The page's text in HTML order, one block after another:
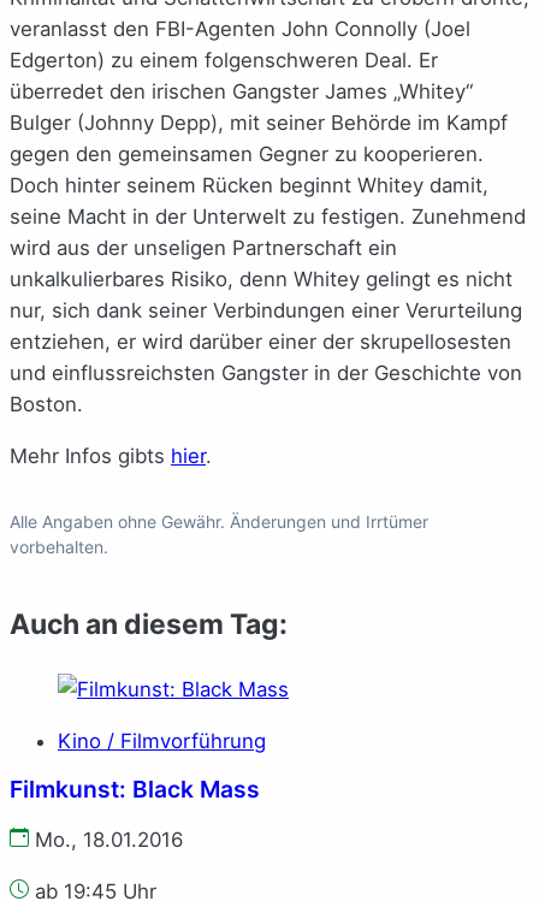
veranlasst den FBI-Agenten John Connolly (Joel
Edgerton) zu einem folgenschweren Deal. Er
überredet den irischen Gangster James „Whitey“
Bulger (Johnny Depp), mit seiner Behörde im Kampf
gegen den gemeinsamen Gegner zu kooperieren.
Doch hinter seinem Rücken beginnt Whitey damit,
seine Macht in der Unterwelt zu festigen. Zunehmend
wird aus der unseligen Partnerschaft ein
unkalkulierbares Risiko, denn Whitey gelingt es nicht
nur, sich dank seiner Verbindungen einer Verurteilung
entziehen, er wird darüber einer der skrupellosesten
und einflussreichsten Gangster in der Geschichte von
Boston.
Mehr Infos gibts hier.
Alle Angaben ohne Gewähr. Änderungen und Irrtümer
vorbehalten.
Auch an diesem Tag:
Kino / Filmvorführung
Filmkunst: Black Mass
Mo., 18.01.2016
ab 19:45 Uhr